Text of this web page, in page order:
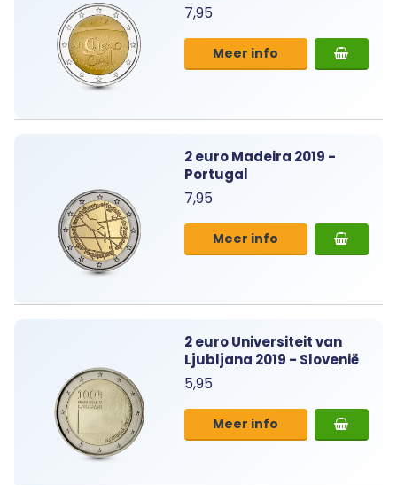
7,95
Meer info
2 euro Madeira 2019 -
Portugal
7,95
Meer info
2 euro Universiteit van
Ljubljana 2019 - Slovenië
5,95
Meer info